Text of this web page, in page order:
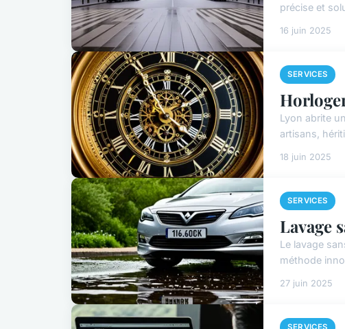
précise et
16 juin 2025
SERVICES
Lyon abrite
artisans,
18 juin 2025
SERVICES
Lavage
Le lavage
méthode
27 juin 2025
SERVICES